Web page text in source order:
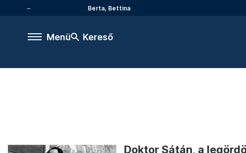
Berta, Bettina
Menü Kereső
Doktor Sátán, a